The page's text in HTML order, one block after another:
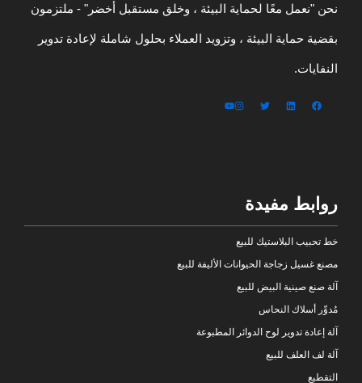
نحن "نعمل معًا لحماية البيئة ، وخلق مستقبل أخضر" - ملتزمون
بقضية حماية البيئة ، وتزويد العملاء بحلول شاملة لإعادة تدوير
النفايات.
روابط مفيدة
خط تحبيب البلاستيك للبيع
مصنع غسيل زجاجة الحيوانات الأليفة للبيع
آلة صنع صينية البيض للبيع
مُدوِّر أسلاك النحاس
آلة إعادة تدوير لوح الدوائر المطبوعة
آلة لف العلف للبيع
التقطيع